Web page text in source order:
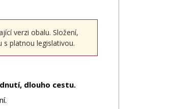
verzi obalu. Složení,
s platnou legislativou.
dlouho cestu.